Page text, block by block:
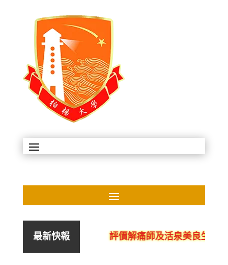
最新快報 評價解痛師及活泉美良生館的